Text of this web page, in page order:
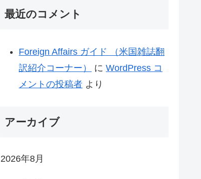
最近のコメント
Foreign Affairs ガイド （米国雑誌翻
訳紹介コーナー）
に WordPress コ
メントの投稿者 より
アーカイブ
2026年8月